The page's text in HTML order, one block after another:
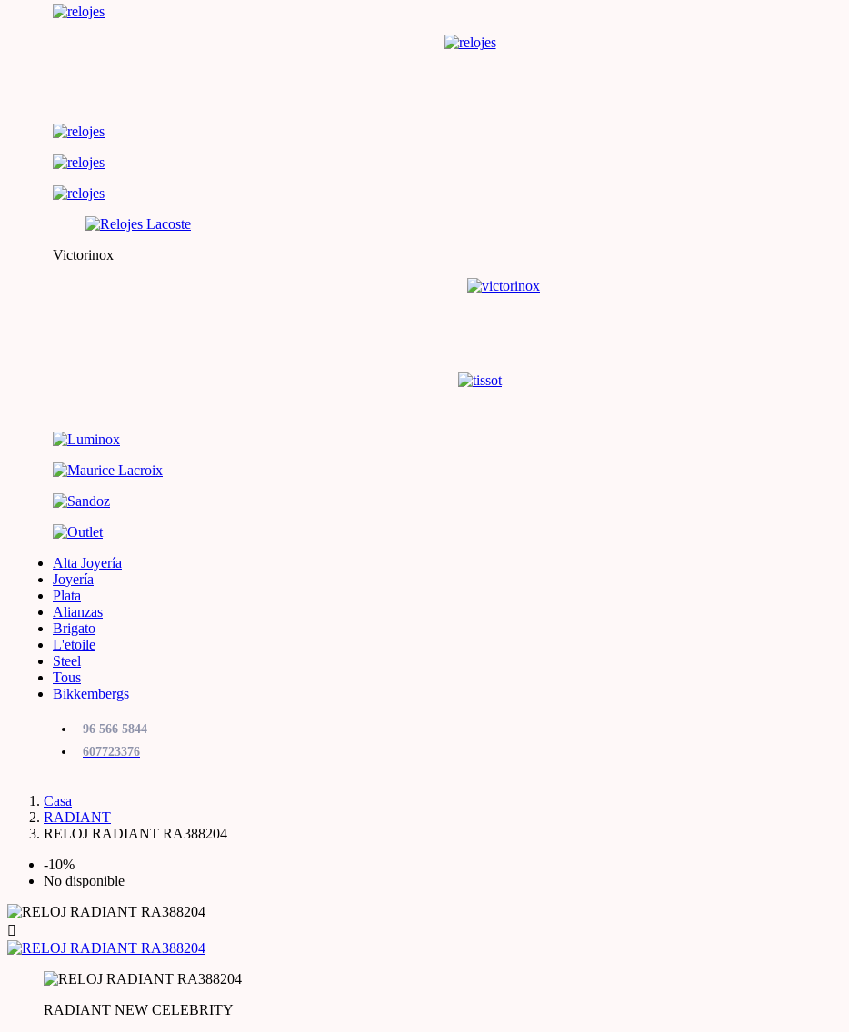
Victorinox
Alta Joyería
Joyería
Plata
Alianzas
Brigato
L'etoile
Steel
Tous
Bikkembergs
96 566 5844
607723376
Casa
RADIANT
RELOJ RADIANT RA388204
-10%
No disponible

RADIANT NEW CELEBRITY